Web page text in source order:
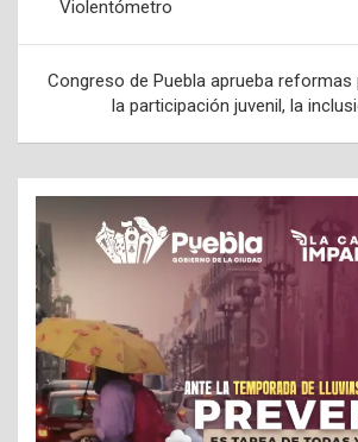
entradas
Violentómetro
Congreso de Puebla aprueba
la participación juvenil, la